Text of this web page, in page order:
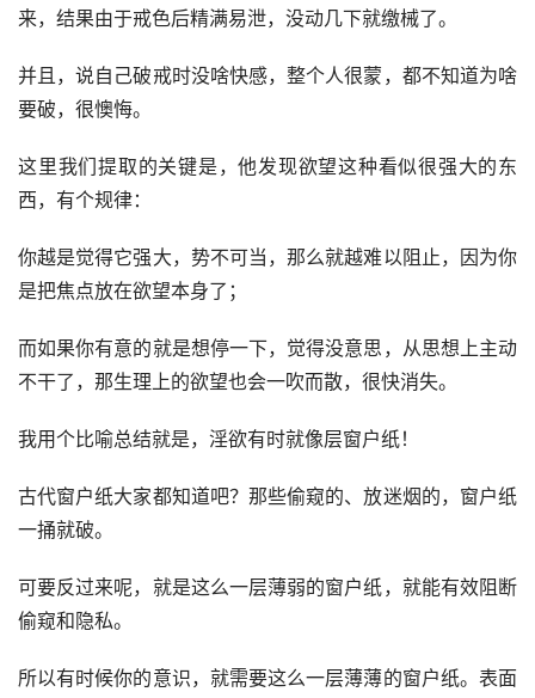
来，结果由于戒色后精满易泄，没动几下就缴械了。
并且，说自己破戒时没啥快感，整个人很蒙，都不知道为啥
要破，很懊悔。
这里我们提取的关键是，他发现欲望这种看似很强大的东
西，有个规律：
你越是觉得它强大，势不可当，那么就越难以阻止，因为你
是把焦点放在欲望本身了；
而如果你有意的就是想停一下，觉得没意思，从思想上主动
不干了，那生理上的欲望也会一吹而散，很快消失。
我用个比喻总结就是，淫欲有时就像层窗户纸！
古代窗户纸大家都知道吧？那些偷窥的、放迷烟的，窗户纸
一捅就破。
可要反过来呢，就是这么一层薄弱的窗户纸，就能有效阻断
偷窥和隐私。
所以有时候你的意识，就需要这么一层薄薄的窗户纸。表面